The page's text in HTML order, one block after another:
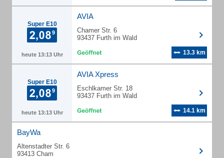
Super E10
heute 13:13 Uhr
AVIA
Chamer Str. 6
93437 Furth im Wald
13.3 km
Super E10
heute 13:13 Uhr
AVIA Xpress
Eschlkamer Str. 18
93437 Furth im Wald
14.1 km
BayWa
Altenstadter Str. 6
93413 Cham